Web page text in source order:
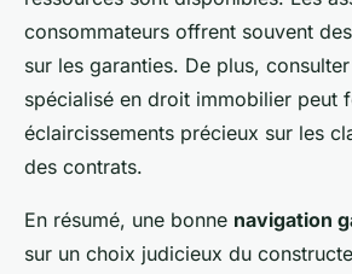
consommateurs offrent souvent
sur les garanties. De plus,
spécialisé en droit immobilier peut
éclaircissements précieux sur les
des contrats.
En résumé, une bonne navigation
sur un choix judicieux du